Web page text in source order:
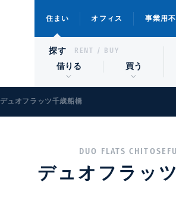
住まい オフィス 事業用
探す RENT / BUY
借りる 買う
デュオフラッツ千歳船橋
DUO FLATS
デュオフラッ